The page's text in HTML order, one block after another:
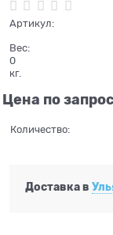
Артикул:
Вес:
0
кг.
Цена по
Количество:
Доставка в